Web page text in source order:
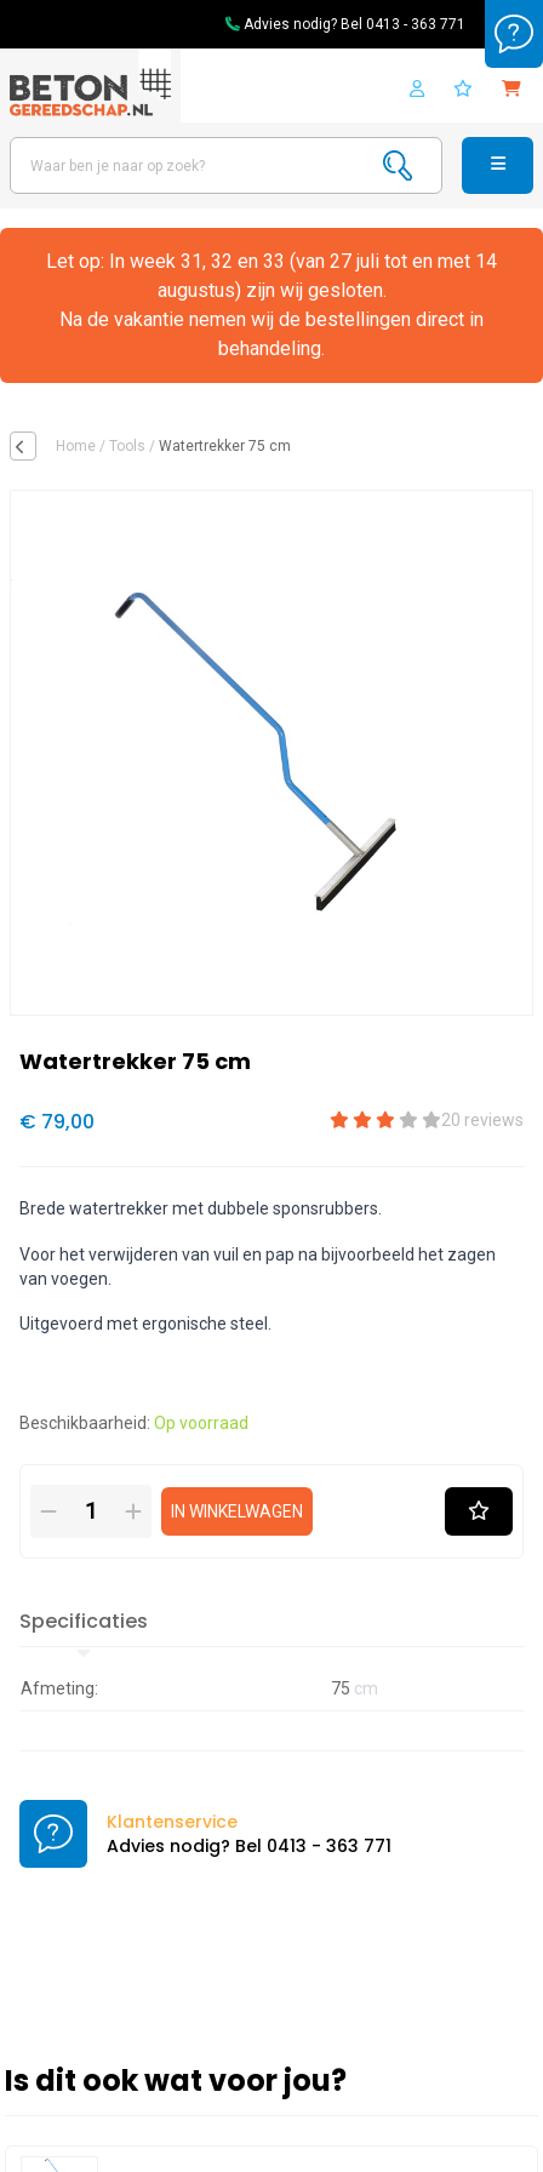
Advies nodig? Bel 0413 - 363 771
Let op: In week 31, 32 en 33 (van 27 juli tot en met 14
augustus) zijn wij gesloten.
Na de vakantie nemen wij de bestellingen direct in
behandeling.
Home / Tools / Watertrekker 75 cm
Watertrekker 75 cm
€ 79,00 20 reviews
Brede watertrekker met dubbele sponsrubbers.
Voor het verwijderen van vuil en pap na bijvoorbeeld het zagen
van voegen.
Uitgevoerd met ergonische steel.
Beschikbaarheid: Op voorraad
IN WINKELWAGEN
Specificaties
Afmeting: 75 cm
Klantenservice
Advies nodig? Bel 0413 - 363 771
Is dit ook wat voor jou?